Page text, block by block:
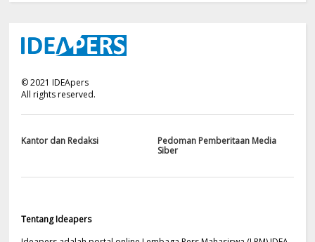
©2021 IDEApers
All rights reserved.
Kantor dan Redaksi
Pedoman Pemberitaan Media
Siber
Tentang Ideapers